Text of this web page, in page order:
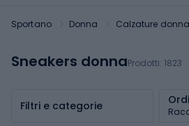
Sportano Donna Calzature donna
Sneakers donnaProdotti: 1823
Filtri e categorie